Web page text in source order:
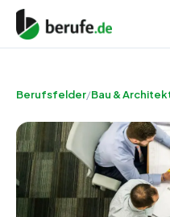
Berufsfelder/Bau &